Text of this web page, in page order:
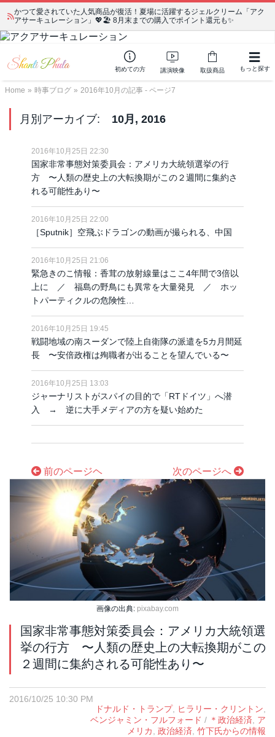
かつて愛されていた人気商品が復活！夏場に活躍するジェルクリーム「アク
アサーキュレーション」💖🏖️ 8月末までの購入でポイント還元も✨
初めての方 講演映像 取扱商品 もっと探す
Home » 時事ブログ » 2016年10月の記事 - ページ7
月別アーカイブ: 10月, 2016
2016年10月25日 22:30
国家非常事態対策委員会：アメリカ大統領選挙の行
方 〜人類の歴史上の大転換期がこの２週間に集約さ
れる可能性あり〜
2016年10月25日 22:00
［Sputnik］空飛ぶドラゴンの動画が撮られる、中国
2016年10月25日 21:06
緊急きのこ情報：香茸の放射線量はここ4年間で3倍以
上に ／ 福島の野鳥にも異常を大量発見 ／ ホッ
トパーティクルの危険性…
2016年10月25日 19:45
戦闘地域の南スーダンで陸上自衛隊の派遣を5カ月間延
長 〜安倍政権は殉職者が出ることを望んでいる〜
2016年10月25日 13:03
ジャーナリストがスパイの目的で「RTドイツ」へ潜
入 → 逆に大手メディアの方を疑い始めた
前のページヘ 次のページへ
画像の出典: pixabay.com
国家非常事態対策委員会：アメリカ大統領選
挙の行方 〜人類の歴史上の大転換期がこの
２週間に集約される可能性あり〜
2016/10/25 10:30 PM
ドナルド・トランプ, ヒラリー・クリントン,
ベンジャミン・フルフォード / ＊政治経済, ア
メリカ, 政治経済, 竹下氏からの情報